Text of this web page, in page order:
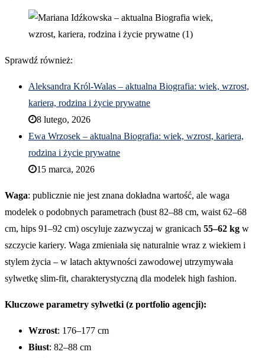
Sprawdź również:
Aleksandra Król-Walas – aktualna Biografia: wiek, wzrost,
kariera, rodzina i życie prywatne
8 lutego, 2026
Ewa Wrzosek – aktualna Biografia: wiek, wzrost, kariera,
rodzina i życie prywatne
15 marca, 2026
Waga: publicznie nie jest znana dokładna wartość, ale waga
modelek o podobnych parametrach (bust 82–88 cm, waist 62–68
cm, hips 91–92 cm) oscyluje zazwyczaj w granicach 55–62 kg w
szczycie kariery. Waga zmieniała się naturalnie wraz z wiekiem i
stylem życia – w latach aktywności zawodowej utrzymywała
sylwetkę slim-fit, charakterystyczną dla modelek high fashion.
Kluczowe parametry sylwetki (z portfolio agencji):
Wzrost: 176–177 cm
Biust: 82–88 cm